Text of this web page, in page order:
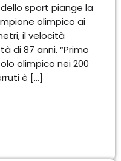
dello sport piange la
olimpico ai
il velocità
di 87 anni. “Primo
olimpico nei 200
è […]